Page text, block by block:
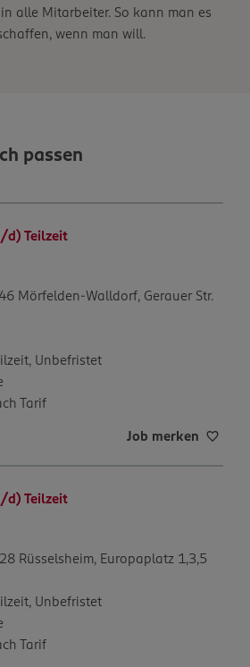
alle Mitarbeiter. So kann man es
wenn man will.
passen
Teilzeit
Mörfelden-Walldorf, Gerauer Str.
Unbefristet
Tarif
Job merken
Teilzeit
Rüsselsheim, Europaplatz 1,3,5
Unbefristet
Tarif